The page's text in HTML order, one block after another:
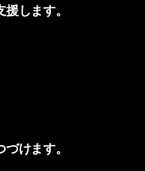
します。
けます。